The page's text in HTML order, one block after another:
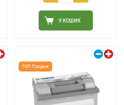
У КОШИК
ТОП Продаж